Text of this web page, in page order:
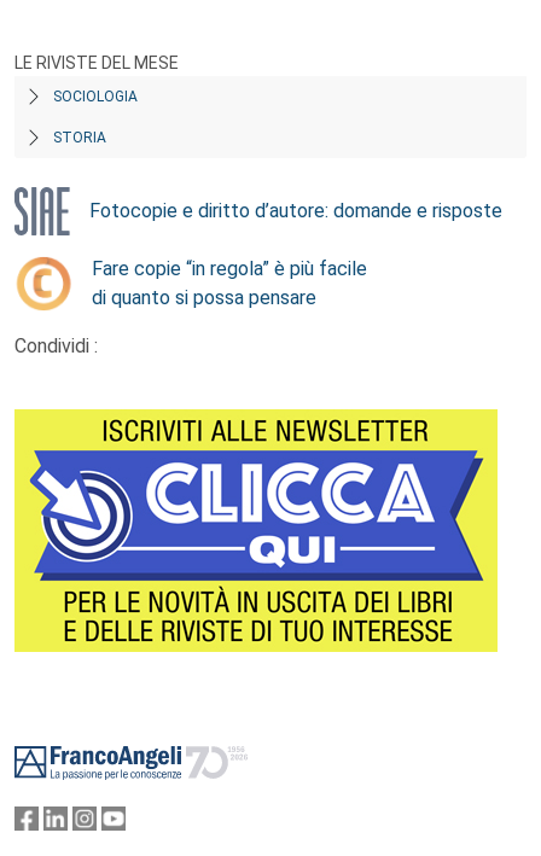
LE RIVISTE DEL MESE
SOCIOLOGIA
STORIA
Fotocopie e diritto d’autore: domande e risposte
Fare copie “in regola” è più facile
di quanto si possa pensare
Condividi :